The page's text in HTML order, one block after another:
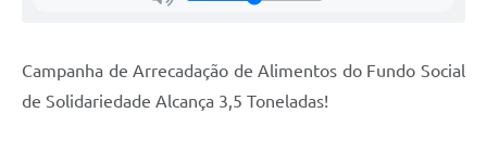
Campanha de Arrecadação de Alimentos do Fundo Social
de Solidariedade Alcança 3,5 Toneladas!